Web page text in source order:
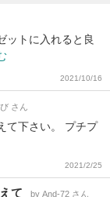
ットに入れると良
2021/10/16
さん
て下さい。 プチプ
2021/2/25
て by And-72 さん